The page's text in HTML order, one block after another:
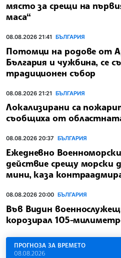
място за срещи на
маса“
08.08.2026 21:41 БЪЛГАРИЯ
Потомци на родове от
България и чужбина, се
традиционен събор
08.08.2026 21:21 БЪЛГАРИЯ
Локализирани са
съобщиха от
08.08.2026 20:37 БЪЛГАРИЯ
Ежедневно
действие срещу морски
мини, каза
08.08.2026 20:00 БЪЛГАРИЯ
Във Видин
корозирал 105-
ПРОГНОЗА ЗА ВРЕМЕТО
08.08.2026